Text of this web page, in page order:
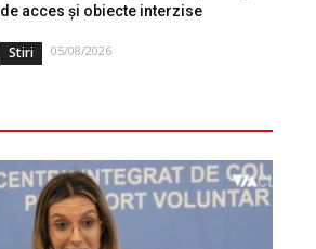
de acces și obiecte interzise
Stiri 05/08/2026